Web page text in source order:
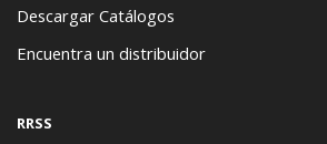
Descargar Catálogos
Encuentra un distribuidor
RRSS